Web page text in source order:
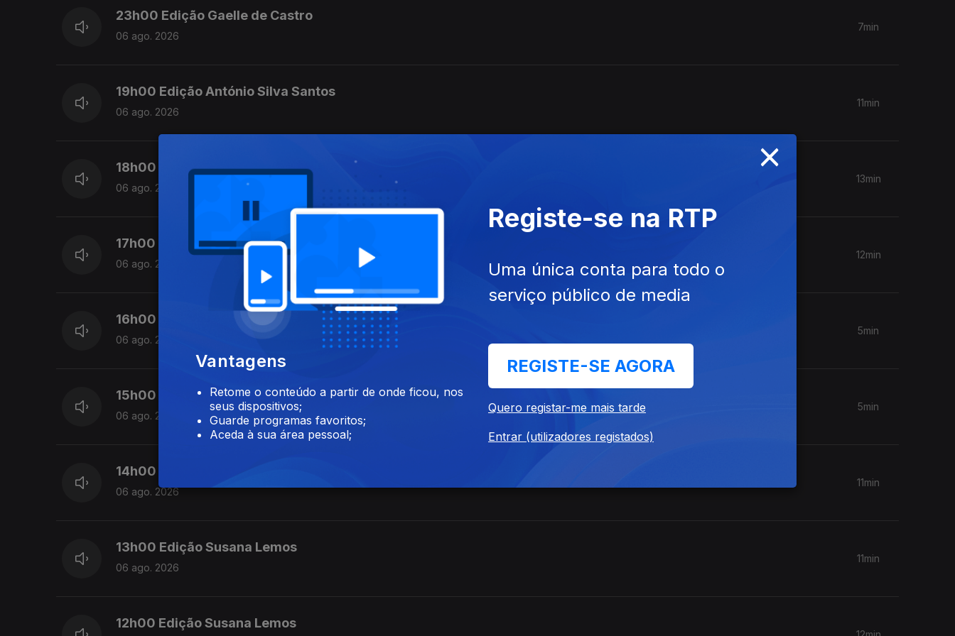
23h00 Edição Gaelle de Castro
06 ago. 2026
7min
19h00 Edição António Silva Santos
06 ago. 2026
11min
18h00 Edição Cristina Magalhães
06 ago. 2026
13min
17h00 Edição Cristina Magalhães
06 ago. 2026
12min
16h00 Edição Cristina Magalhães
06 ago. 2026
5min
15h00 Edição Susana Lemos
06 ago. 2026
5min
14h00 Edição Susana Lemos
06 ago. 2026
11min
13h00 Edição Susana Lemos
06 ago. 2026
11min
12h00 Edição Susana Lemos
×
Vantagens
Retome o conteúdo a partir de onde ficou, nos
seus dispositivos;
Guarde programas favoritos;
Aceda à sua área pessoal;
Registe-se na RTP
Uma única conta para todo o
serviço público de media
REGISTE-SE AGORA
Quero registar-me mais tarde
Entrar (utilizadores registados)